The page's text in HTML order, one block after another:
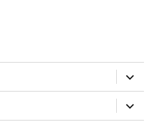
öffnen
öffnen